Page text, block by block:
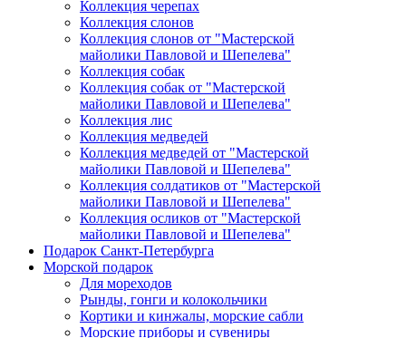
Коллекция черепах
Коллекция слонов
Коллекция слонов от "Мастерской
майолики Павловой и Шепелева"
Коллекция собак
Коллекция собак от "Мастерской
майолики Павловой и Шепелева"
Коллекция лис
Коллекция медведей
Коллекция медведей от "Мастерской
майолики Павловой и Шепелева"
Коллекция солдатиков от "Мастерской
майолики Павловой и Шепелева"
Коллекция осликов от "Мастерской
майолики Павловой и Шепелева"
Подарок Санкт-Петербурга
Морской подарок
Для мореходов
Рынды, гонги и колокольчики
Кортики и кинжалы, морские сабли
Морские приборы и сувениры